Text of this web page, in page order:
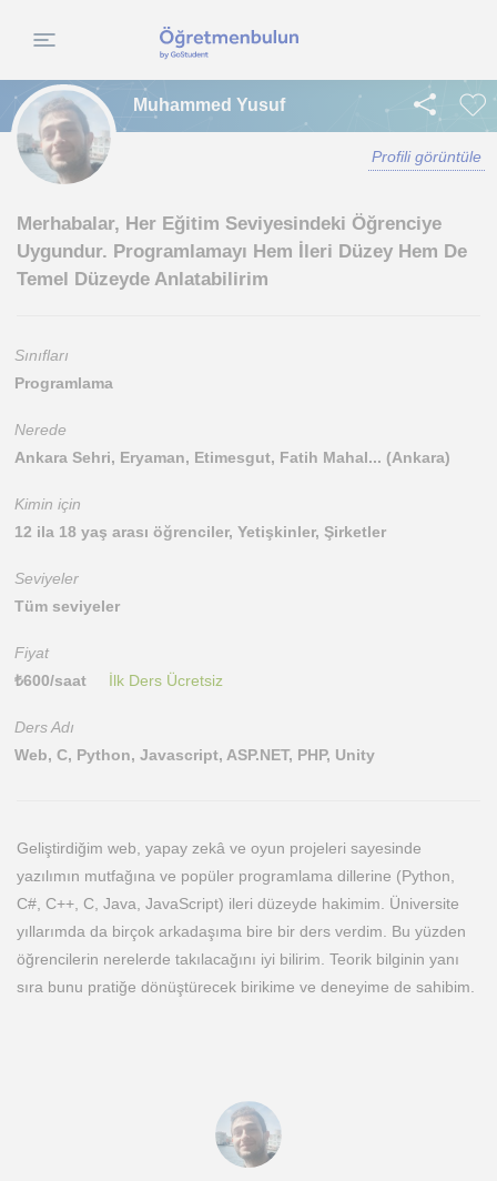
Muhammed Yusuf
Profili görüntüle
Merhabalar, Her Eğitim Seviyesindeki Öğrenciye
Uygundur. Programlamayı Hem İleri Düzey Hem De
Temel Düzeyde Anlatabilirim
Sınıfları
Programlama
Nerede
Ankara Sehri, Eryaman, Etimesgut, Fatih Mahal... (Ankara)
Kimin için
12 ila 18 yaş arası öğrenciler, Yetişkinler, Şirketler
Seviyeler
Tüm seviyeler
Fiyat
₺600/saat İlk Ders Ücretsiz
Ders Adı
Web, C, Python, Javascript, ASP.NET, PHP, Unity
Geliştirdiğim web, yapay zekâ ve oyun projeleri sayesinde
yazılımın mutfağına ve popüler programlama dillerine (Python,
C#, C++, C, Java, JavaScript) ileri düzeyde hakimim. Üniversite
yıllarımda da birçok arkadaşıma bire bir ders verdim. Bu yüzden
öğrencilerin nerelerde takılacağını iyi bilirim. Teorik bilginin yanı
sıra bunu pratiğe dönüştürecek birikime ve deneyime de sahibim.